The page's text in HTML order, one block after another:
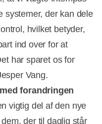
systemer, der kan dele
hvilket betyder,
ind over for at
har sparet os for
Vang.
forandringen
vigtig del af den nye
der til daglig står